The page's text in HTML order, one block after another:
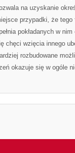
na uzyskanie
przypadki, że
pokładanych w
chęci wzięcia innego
rozbudowane
okazuje się w ogóle